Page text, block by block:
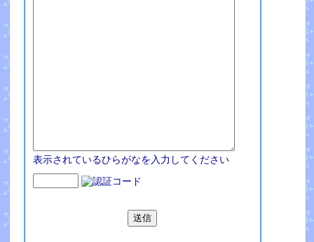
表示されているひらがなを入力してください